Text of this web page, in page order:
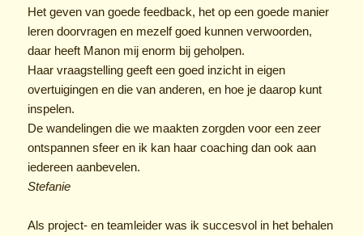
Het geven van goede feedback, het op een goede manier
leren doorvragen en mezelf goed kunnen verwoorden,
daar heeft Manon mij enorm bij geholpen.
Haar vraagstelling geeft een goed inzicht in eigen
overtuigingen en die van anderen, en hoe je daarop kunt
inspelen.
De wandelingen die we maakten zorgden voor een zeer
ontspannen sfeer en ik kan haar coaching dan ook aan
iedereen aanbevelen.
Stefanie
Als project- en teamleider was ik succesvol in het behalen